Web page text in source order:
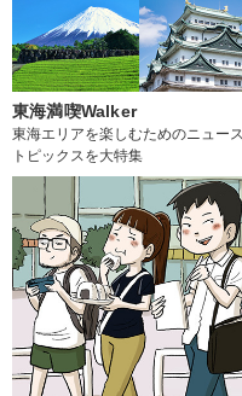
東海満喫Walker
東海エリアを楽しむためのニュー
トピックスを大特集